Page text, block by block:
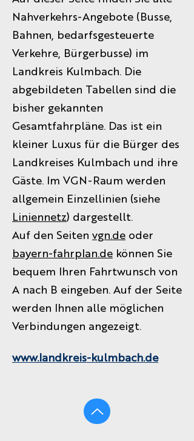
Nahverkehrs-Angebote (Busse,
Bahnen, bedarfsgesteuerte
Verkehre, Bürgerbusse) im
Landkreis Kulmbach. Die
abgebildeten Tabellen sind die
bisher gekannten
Gesamtfahrpläne. Das ist ein
kleiner Luxus für die Bürger des
Landkreises Kulmbach und ihre
Gäste. Im VGN-Raum werden
allgemein Einzellinien (siehe
Liniennetz) dargestellt.
Auf den Seiten vgn.de oder
bayern-fahrplan.de können Sie
bequem Ihren Fahrtwunsch von
A nach B eingeben. Auf der Seite
werden Ihnen alle möglichen
Verbindungen angezeigt.
www.landkreis-kulmbach.de